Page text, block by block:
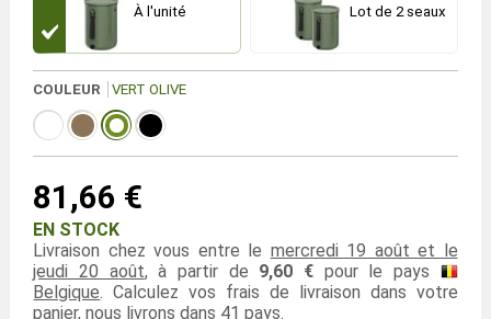
À l'unité Lot de 2 seaux
COULEUR VERT OLIVE
81,66 €
EN STOCK
Livraison chez vous entre le mercredi 19 août et le
jeudi 20 août, à partir de 9,60 € pour le pays
Belgique . Calculez vos frais de livraison dans votre
panier, nous livrons dans 41 pays.